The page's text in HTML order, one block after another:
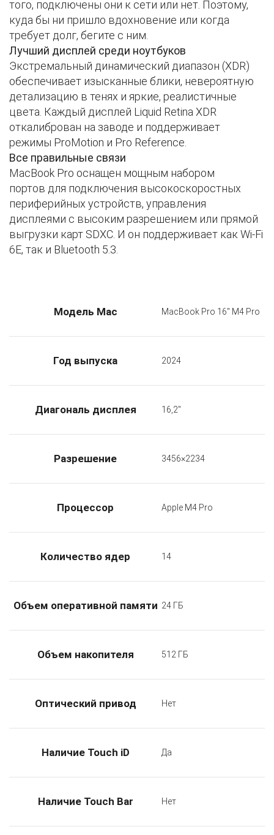
того, подключены они к сети или нет. Поэтому,
куда бы ни пришло вдохновение или когда
требует долг, бегите с ним.
Лучший дисплей среди ноутбуков
Экстремальный динамический диапазон (XDR)
обеспечивает изысканные блики, невероятную
детализацию в тенях и яркие, реалистичные
цвета. Каждый дисплей Liquid Retina XDR
откалиброван на заводе и поддерживает
режимы ProMotion и Pro Reference
Все правильные связи
MacBook Pro оснащен мощным набором
портов для подключения высокоскоростных
периферийных устройств, управления
дисплеями с высоким разрешением или прямой
выгрузки карт SDXC. И он поддерживает как Wi-Fi
6E, так и Bluetooth 5.3.
Модель Mac MacBook Pro 16" M4 Pro
Год выпуска 2024
Диагональ дисплея 16,2"
Разрешение 3456×2234
Процессор Apple M4 Pro
Количество ядер 14
Объем оперативной памяти 24 ГБ
Объем накопителя 512 ГБ
Оптический привод Нет
Наличие Touch iD Да
Наличие Touch Bar Нет